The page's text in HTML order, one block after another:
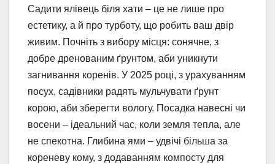
Садити ялівець біля хати – це не лише про
естетику, а й про турботу, що робить ваш двір
живим. Почніть з вибору місця: сонячне, з
добре дренованим ґрунтом, аби уникнути
загнивання коренів. У 2025 році, з урахуванням
посух, садівники радять мульчувати ґрунт
корою, аби зберегти вологу. Посадка навесні чи
восени – ідеальний час, коли земля тепла, але
не спекотна. Глибина ями – удвічі більша за
кореневу кому, з додаванням компосту для